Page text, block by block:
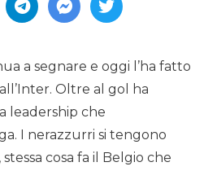
a segnare e oggi l’ha fatto
Oltre al gol ha
leadership che
I nerazzurri si tengono
cosa fa il Belgio che